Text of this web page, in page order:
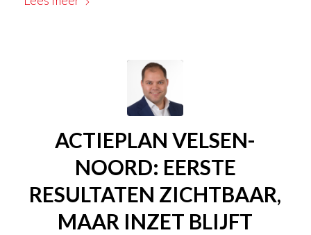
ACTIEPLAN VELSEN-
NOORD: EERSTE
RESULTATEN ZICHTBAAR,
MAAR INZET BLIJFT